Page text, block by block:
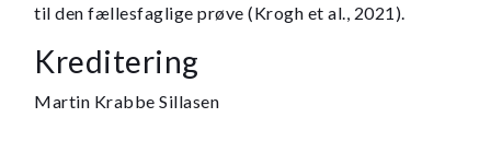
til den fællesfaglige prøve (Krogh et al., 2021).
Kreditering
Martin Krabbe Sillasen